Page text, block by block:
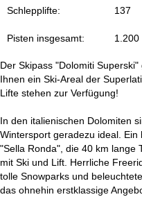
Schlepplifte: 137
Pisten insgesamt: 1.200
Der Skipass "Dolomiti
Ihnen ein Ski-Areal der
Lifte stehen zur Verfügung!
In den italienischen Dolomiten
Wintersport geradezu ideal.
"Sella Ronda", die 40 km lange
mit Ski und Lift. Herrliche
tolle Snowparks und
das ohnehin erstklassige